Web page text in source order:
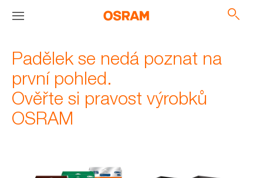
Padělek se nedá poznat na
první pohled.
Ověřte si pravost výrobků
OSRAM